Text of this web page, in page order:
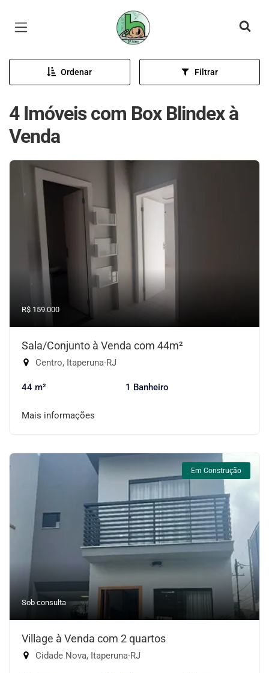
Página inicial
Ordenar Filtrar
4 Imóveis com Box Blindex à
Venda
R$ 159.000
Sala/Conjunto à Venda com 44m²
Centro, Itaperuna-RJ
44 m² 1 Banheiro
Mais informações
Em Construção
Sob consulta
Village à Venda com 2 quartos
Cidade Nova, Itaperuna-RJ